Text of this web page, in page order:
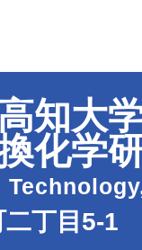
知大
学研
丁目5-1